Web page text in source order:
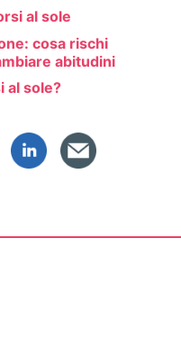
al sole
cosa rischi
abitudini
al sole?